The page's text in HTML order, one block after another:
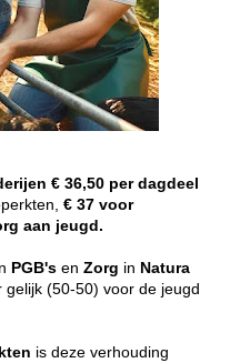
€ 36,50 per dagdeel
€ 37 voor
aan jeugd.
PGB's en Zorg in Natura
(50-50) voor de jeugd
is deze verhouding